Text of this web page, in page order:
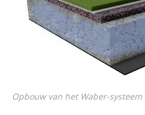
Opbouw van het Waber-systeem